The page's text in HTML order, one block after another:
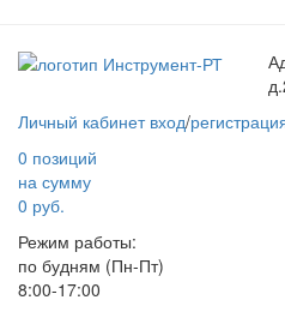
Личный кабинет вход/
0 позиций
на сумму
0 руб.
Режим работы:
по будням (Пн-Пт)
8:00-17:00